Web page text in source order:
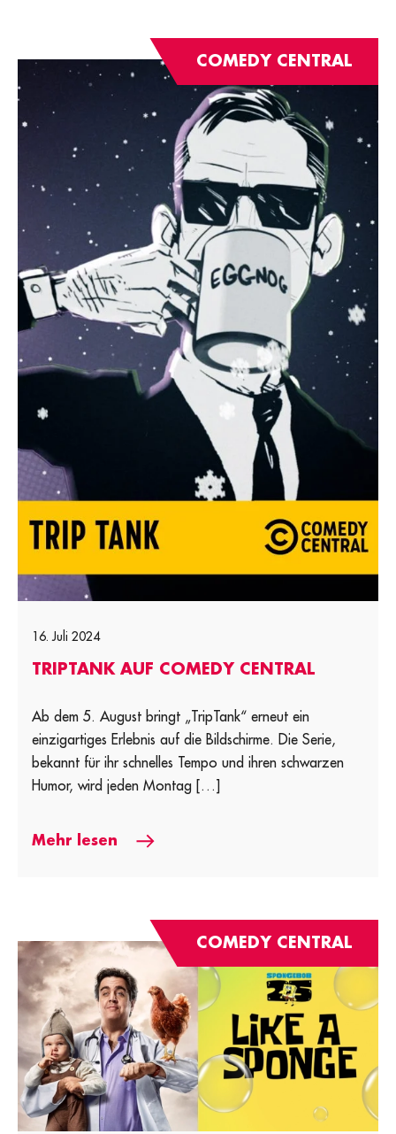
COMEDY CENTRAL
16. Juli 2024
TRIPTANK AUF COMEDY CENTRAL
Ab dem 5. August bringt „TripTank“ erneut ein
einzigartiges Erlebnis auf die Bildschirme. Die Serie,
bekannt für ihr schnelles Tempo und ihren schwarzen
Humor, wird jeden Montag […]
Mehr lesen
COMEDY CENTRAL